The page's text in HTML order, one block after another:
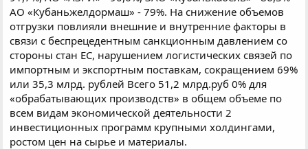
АО «Кубаньжелдормаш» - 79%. На снижение объемов
отгрузки повлияли внешние и внутренние факторы в
связи с беспрецедентным санкционным давлением со
стороны стан ЕС, нарушением логистических связей по
импортным и экспортным поставкам, сокращением 69%
или 35,3 млрд. рублей Всего 51,2 млрд.руб 0% для
«обрабатывающих производств» в общем объеме по
всем видам экономической деятельности 2
инвестиционных программ крупными холдингами,
ростом цен на сырье и материалы.